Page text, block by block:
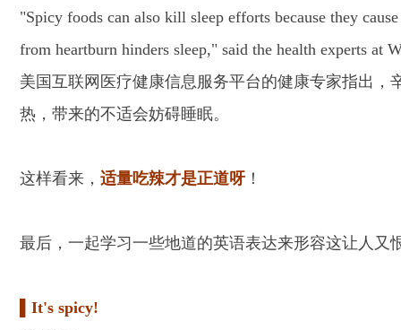
"Spicy foods can also kill sleep efforts because they
from heartburn hinders sleep," said the health experts at
美国互联网医疗健康信息服务平台的健康专家指出
热，带来的不适会妨碍睡眠。
这样看来， 适量吃辣才是正道呀 ！
最后，一起学习一些地道的英语表达来形容这让人又
▌It's spicy!